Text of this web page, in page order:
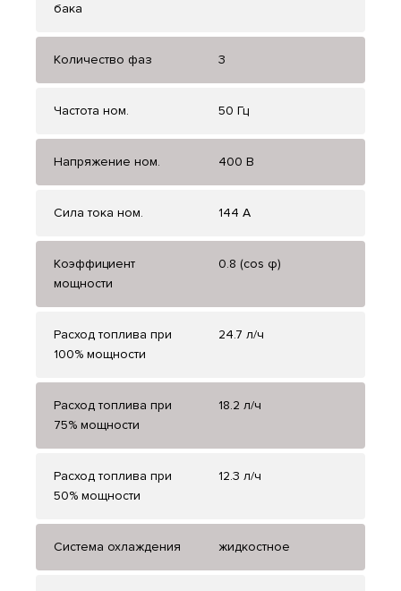
бака
Количество фаз 3
Частота ном. 50 Гц
Напряжение ном. 400 В
Сила тока ном. 144 А
Коэффициент
мощности
0.8 (cos φ)
Расход топлива при
100% мощности
24.7 л/ч
Расход топлива при
75% мощности
18.2 л/ч
Расход топлива при
50% мощности
12.3 л/ч
Система охлаждения жидкостное